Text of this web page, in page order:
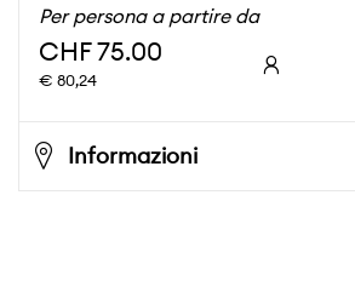
Per persona a partire da
CHF 75.00
€ 80,24
Informazioni